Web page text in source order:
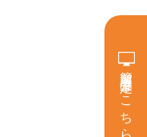
簡単買取査定はこちら